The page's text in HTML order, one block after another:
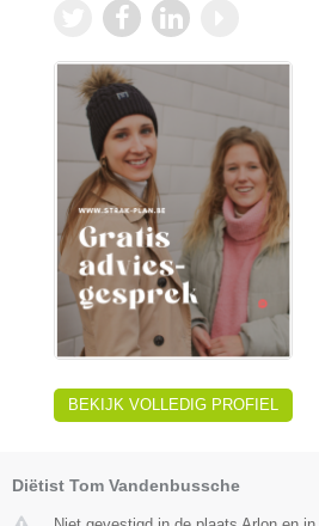
BEKIJK VOLLEDIG PROFIEL
Diëtist Tom Vandenbussche